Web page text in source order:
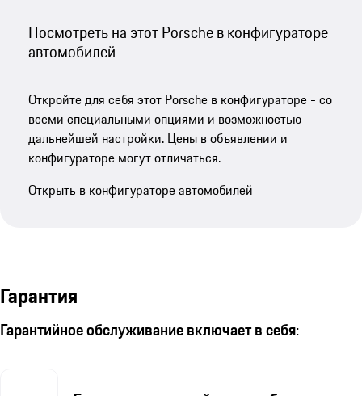
Посмотреть на этот Porsche в конфигураторе
автомобилей
Откройте для себя этот Porsche в конфигураторе - со
всеми специальными опциями и возможностью
дальнейшей настройки. Цены в объявлении и
конфигураторе могут отличаться.
Открыть в конфигураторе автомобилей
Гарантия
Гарантийное обслуживание включает в себя: